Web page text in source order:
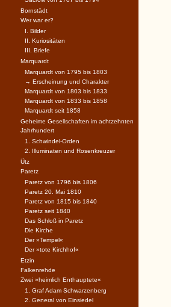
Bornstädt
Wer war er?
I. Bilder
II. Kuriositäten
III. Briefe
Marquardt
Marquardt von 1795 bis 1803
→ Erscheinung und Charakter
Marquardt von 1803 bis 1833
Marquardt von 1833 bis 1858
Marquardt seit 1858
Geheime Gesellschaften im achtzehnten
Jahrhundert
1. Schwindel-Orden
2. Illuminaten und Rosenkreuzer
Ütz
Paretz
Paretz von 1796 bis 1806
Paretz 20. Mai 1810
Paretz von 1815 bis 1840
Paretz seit 1840
Das Schloß in Paretz
Die Kirche
Der »Tempel«
Der »tote Kirchhof«
Etzin
Falkenrehde
Zwei »heimlich Enthauptete«
1. Graf Adam Schwarzenberg
2. General von Einsiedel